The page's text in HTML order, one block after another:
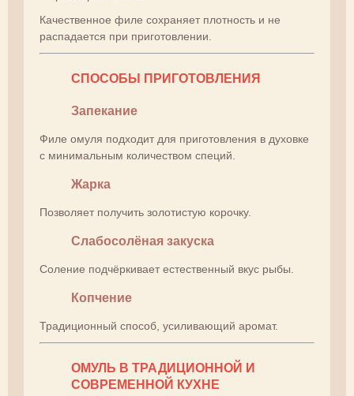
Качественное филе сохраняет плотность и не
распадается при приготовлении.
СПОСОБЫ ПРИГОТОВЛЕНИЯ
Запекание
Филе омуля подходит для приготовления в духовке
с минимальным количеством специй.
Жарка
Позволяет получить золотистую корочку.
Слабосолёная закуска
Соление подчёркивает естественный вкус рыбы.
Копчение
Традиционный способ, усиливающий аромат.
ОМУЛЬ В ТРАДИЦИОННОЙ И
СОВРЕМЕННОЙ КУХНЕ